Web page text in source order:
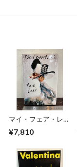
マイ・フェア・レデ
Fair Lady
¥7,810